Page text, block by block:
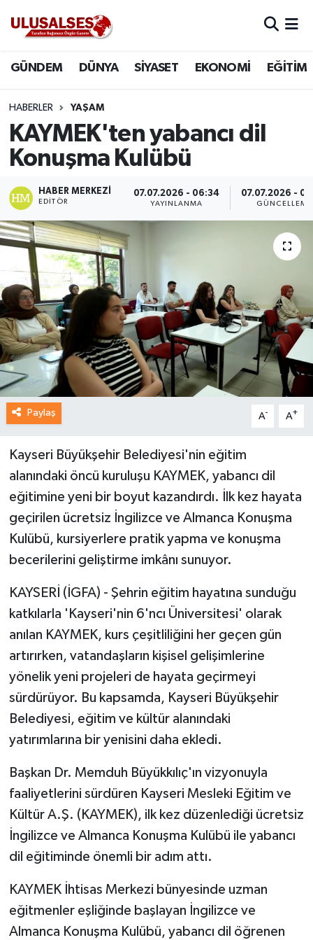
GÜNDEM DÜNYA SİYASET EKONOMİ EĞİTİM
HABERLER YAŞAM
KAYMEK'ten yabancı dil
Konuşma Kulübü
HABER MERKEZI
EDITÖR
07.07.2026 - 06:34
YAYINLANMA
07.07.2026 -
GÜNCELLEME
Paylaş A- A+
Kayseri Büyükşehir Belediyesi'nin eğitim
alanındaki öncü kuruluşu KAYMEK, yabancı dil
eğitimine yeni bir boyut kazandırdı. İlk kez hayata
geçirilen ücretsiz İngilizce ve Almanca Konuşma
Kulübü, kursiyerlere pratik yapma ve konuşma
becerilerini geliştirme imkânı sunuyor.
KAYSERİ (İGFA) - Şehrin eğitim hayatına sunduğu
katkılarla 'Kayseri'nin 6'ncı Üniversitesi' olarak
anılan KAYMEK, kurs çeşitliliğini her geçen gün
artırırken, vatandaşların kişisel gelişimlerine
yönelik yeni projeleri de hayata geçirmeyi
sürdürüyor. Bu kapsamda, Kayseri Büyükşehir
Belediyesi, eğitim ve kültür alanındaki
yatırımlarına bir yenisini daha ekledi.
Başkan Dr. Memduh Büyükkılıç'ın vizyonuyla
faaliyetlerini sürdüren Kayseri Mesleki Eğitim ve
Kültür A.Ş. (KAYMEK), ilk kez düzenlediği ücretsiz
İngilizce ve Almanca Konuşma Kulübü ile yabancı
dil eğitiminde önemli bir adım attı.
KAYMEK İhtisas Merkezi bünyesinde uzman
eğitmenler eşliğinde başlayan İngilizce ve
Almanca Konuşma Kulübü, yabancı dil öğrenen
DÜNYA
SİYASET
EKONOMİ
EĞİTİM
SAĞLIK
MAGAZİN
SPOR
Trafik Durumu
Süper Lig Puan Durumu ve Fikstür
Tüm Manşetler
Son Dakika Haberleri
Haber Arşivi